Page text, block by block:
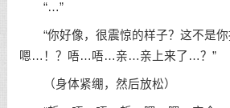
“…”
“你好像，很震惊的样子？这不是
嗯…！？唔…唔…亲…亲上来了…？”
（身体紧绷，然后放松）